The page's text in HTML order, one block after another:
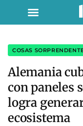
COSAS
Alemania
con paneles
logra
ecosistema